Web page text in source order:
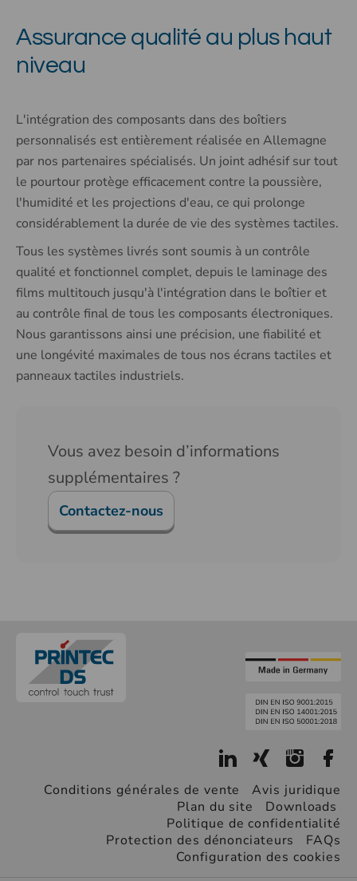
Assurance qualité au plus haut
niveau
L'intégration des composants dans des boîtiers
personnalisés est entièrement réalisée en Allemagne
par nos partenaires spécialisés. Un joint adhésif sur tout
le pourtour protège efficacement contre la poussière,
l'humidité et les projections d'eau, ce qui prolonge
considérablement la durée de vie des systèmes tactiles.
Tous les systèmes livrés sont soumis à un contrôle
qualité et fonctionnel complet, depuis le laminage des
films multitouch jusqu'à l'intégration dans le boîtier et
au contrôle final de tous les composants électroniques.
Nous garantissons ainsi une précision, une fiabilité et
une longévité maximales de tous nos écrans tactiles et
panneaux tactiles industriels.
Vous avez besoin d’informations
supplémentaires ?
Contactez-nous
Conditions générales de vente
Avis juridique
Plan du site
Downloads
Politique de confidentialité
Protection des dénonciateurs
FAQs
Configuration des cookies